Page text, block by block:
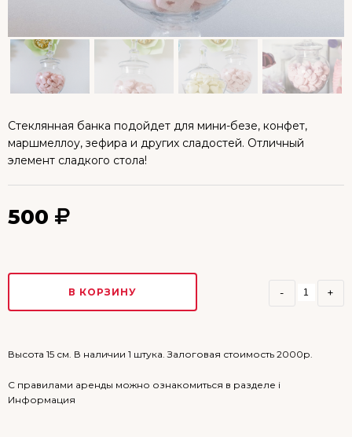
Стеклянная банка подойдет для мини-безе, конфет,
маршмеллоу, зефира и других сладостей. Отличный
элемент сладкого стола!
500
В КОРЗИНУ - +
Высота 15 см. В наличии 1 штука.Залоговая стоимость 2000р.
С правилами аренды можно ознакомиться в разделе i
Информация